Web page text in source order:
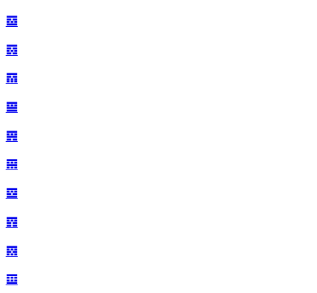
𝌕
𝌖
𝌗
𝌘
𝌙
𝌚
𝌛
𝌜
𝌝
𝌞